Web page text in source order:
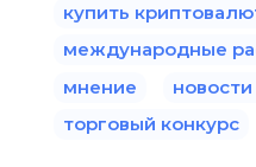
купить
международные
мнение
торговый конкурс